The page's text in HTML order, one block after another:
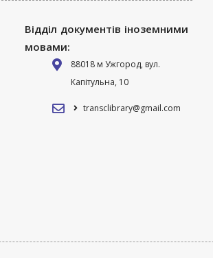
Відділ документів іноземними
мовами:
88018 м Ужгород, вул.
Капітульна, 10
transclibrary@gmail.com